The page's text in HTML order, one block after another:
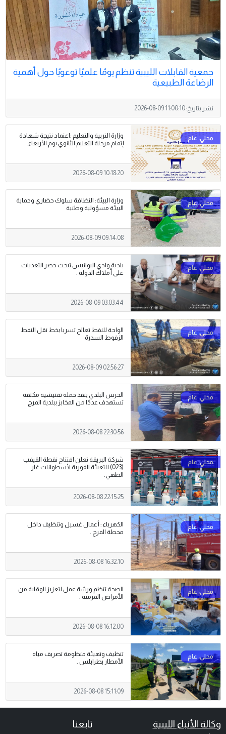
جمعية القابلات الليبية تنظم يومًا علميًا توعويًا حول أهمية
الرضاعة الطبيعية
نشر بتاريخ:2026-08-09 11:00:10
وزارة التربية والتعليم :اعتماد نتيجة شهادة
إتمام مرحلة التعليم الثانوي يوم الأربعاء.
2026-08-09 10:18:20
وزارة البيئة: النظافة سلوك حضاري وحماية
البيئة مسؤولية وطنية
2026-08-09 09:14:08
بلدية وادي البوانيس تبحث حصر التعديات
على أملاك الدولة .
2026-08-09 03:03:44
الواحة للنفط تعالج تسربا بخط نقل النفط
الزقوط السدرة
2026-08-09 02:56:27
الحرس البلدي ينفذ حملة تفتيشية مكثفة
تستهدف عددًا من المخابز ببلدية المرج
2026-08-08 22:30:56
شركة البريقة تعلن افتتاح نقطة القيقب
(023) للتعبئة الفورية لأسطوانات غاز
الطهي.
2026-08-08 22:15:25
الكهرباء : أعمال غسيل وتنظيف داخل
محطة المرج .
2026-08-08 16:32:10
الصحة تنظم ورشة عمل لتعزيز الوقاية من
الأمراض المزمنة .
2026-08-08 16:12:00
تنظيف وتهيئة منظومة تصريف مياه
الأمطار بطرابلس .
2026-08-08 15:11:09
وكالة الأنباء الليبية تابعنا